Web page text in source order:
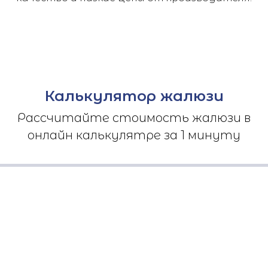
Калькулятор жалюзи
Рассчитайте стоимость жалюзи в
онлайн калькулятре за 1 минуту